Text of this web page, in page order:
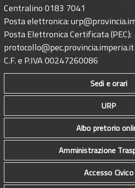
Centralino 0183 7041
Posta elettronica:
Posta Elettronica Certificata (PEC):
protocollo@pec.provincia.imperia.it
C.F. e P.IVA 00247260086
Sedi e orari
URP
Albo pretorio
Amministrazione
Accesso Civico